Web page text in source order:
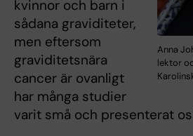
Anna
lektor
kvinnor och barn i
sådana graviditeter,
men eftersom
graviditetsnära
cancer är ovanligt
har många studier
varit små och presenterat